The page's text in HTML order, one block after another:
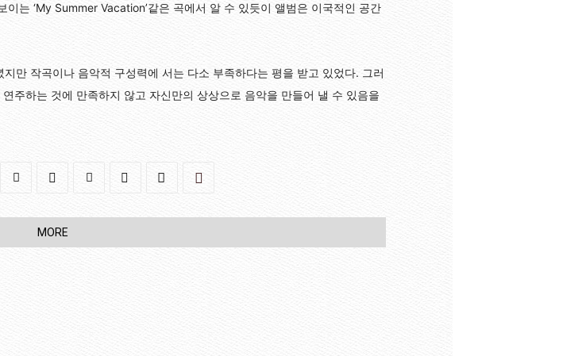
는 ‘My Summer Vacation’같은 곡에서 알 수 있듯이 앨범은 이국적인 공간
만 작곡이나 음악적 구성력에 서는 다소 부족하다는 평을 받고 있었다. 그러
주하는 것에 만족하지 않고 자신만의 상상으로 음악을 만들어 낼 수 있음을
MORE